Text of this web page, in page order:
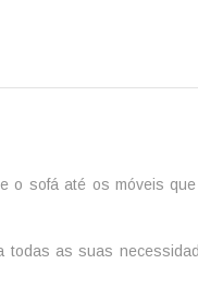
o sofá até os móveis
as suas